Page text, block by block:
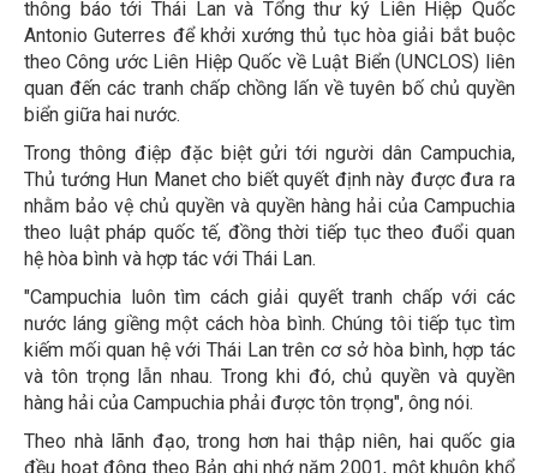
thông báo tới Thái Lan và Tổng thư ký Liên Hiệp Quốc
Antonio Guterres để khởi xướng thủ tục hòa giải bắt buộc
theo Công ước Liên Hiệp Quốc về Luật Biển (UNCLOS) liên
quan đến các tranh chấp chồng lấn về tuyên bố chủ quyền
biển giữa hai nước.
Trong thông điệp đặc biệt gửi tới người dân Campuchia,
Thủ tướng Hun Manet cho biết quyết định này được đưa ra
nhằm bảo vệ chủ quyền và quyền hàng hải của Campuchia
theo luật pháp quốc tế, đồng thời tiếp tục theo đuổi quan
hệ hòa bình và hợp tác với Thái Lan.
"Campuchia luôn tìm cách giải quyết tranh chấp với các
nước láng giềng một cách hòa bình. Chúng tôi tiếp tục tìm
kiếm mối quan hệ với Thái Lan trên cơ sở hòa bình, hợp tác
và tôn trọng lẫn nhau. Trong khi đó, chủ quyền và quyền
hàng hải của Campuchia phải được tôn trọng", ông nói.
Theo nhà lãnh đạo, trong hơn hai thập niên, hai quốc gia
đều hoạt động theo Bản ghi nhớ năm 2001, một khuôn khổ